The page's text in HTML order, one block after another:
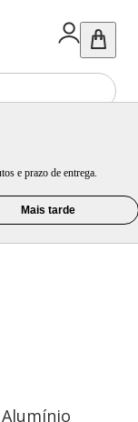
e prazo de entrega.
Mais tarde
Pia e Cozinha